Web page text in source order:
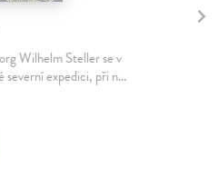
Wilhelm Steller se v
severní expedici, při n...